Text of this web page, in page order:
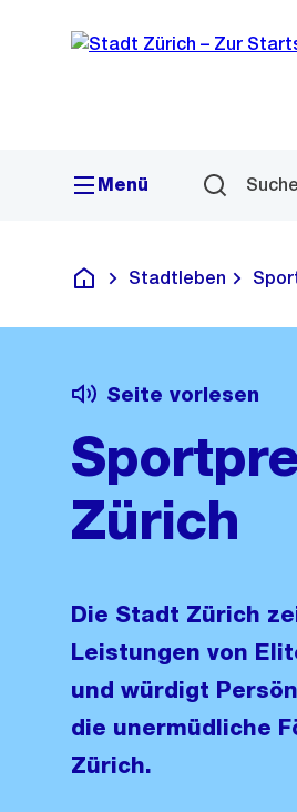
Navigation
Sprunglink
Menü
Deutsch
Stadtleben
Seite vorlesen
Zürich
Die Stadt Zürich
Leistungen von
und würdigt
die unermüdliche
Zürich.